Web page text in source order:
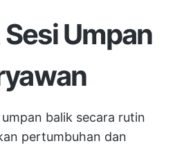
Umpan
balik secara rutin
pertumbuhan dan